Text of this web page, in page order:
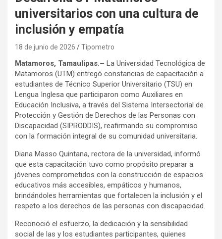
universitarios con una cultura de
inclusión y empatía
18 de junio de 2026 Tipometro
Matamoros, Tamaulipas.– La Universidad Tecnológica de
Matamoros (UTM) entregó constancias de capacitación a
estudiantes de Técnico Superior Universitario (TSU) en
Lengua Inglesa que participaron como Auxiliares en
Educación Inclusiva, a través del Sistema Intersectorial de
Protección y Gestión de Derechos de las Personas con
Discapacidad (SIPRODDIS), reafirmando su compromiso
con la formación integral de su comunidad universitaria.
Diana Masso Quintana, rectora de la universidad, informó
que esta capacitación tuvo como propósito preparar a
jóvenes comprometidos con la construcción de espacios
educativos más accesibles, empáticos y humanos,
brindándoles herramientas que fortalecen la inclusión y el
respeto a los derechos de las personas con discapacidad.
Reconoció el esfuerzo, la dedicación y la sensibilidad
social de las y los estudiantes participantes, quienes